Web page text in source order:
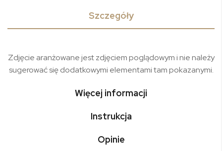
Szczegóły
Zdjęcie aranżowane jest zdjęciem poglądowym i nie należy
sugerować się dodatkowymi elementami tam pokazanymi.
Więcej informacji
Instrukcja
Opinie